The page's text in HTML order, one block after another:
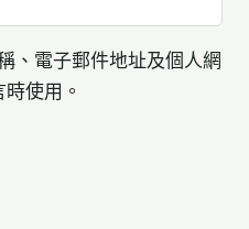
、電子郵件地址及個人網
使用。